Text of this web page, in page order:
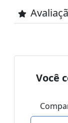
Você